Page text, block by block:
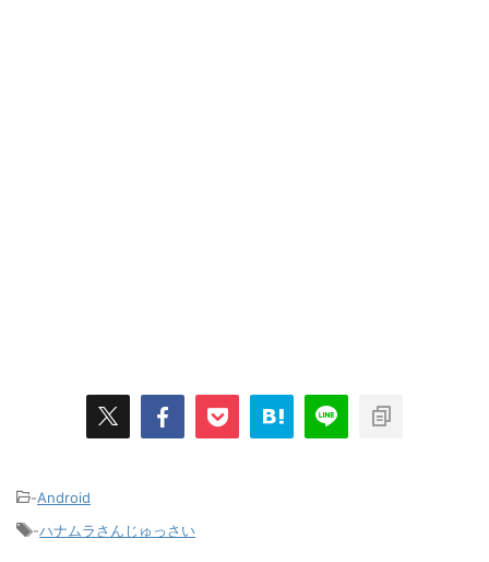
-Android
-ハナムラさんじゅっさい